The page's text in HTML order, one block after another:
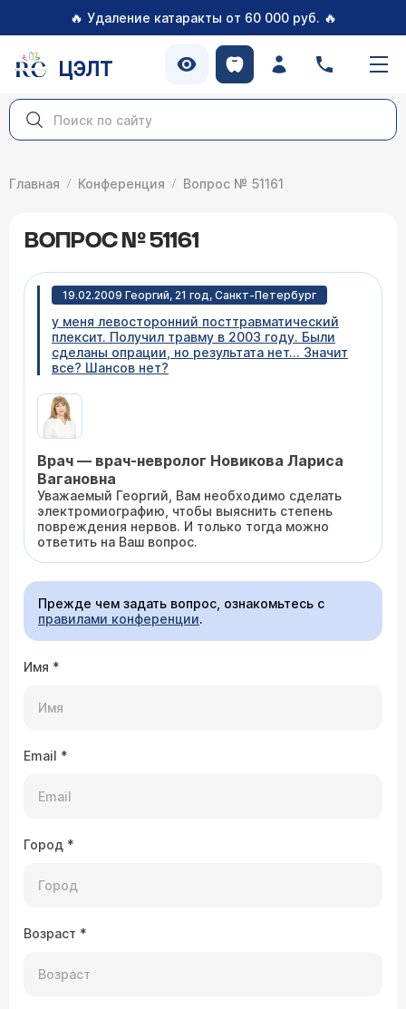
🔥 Удаление катаракты от 60 000 руб. 🔥
ЦЭЛТ
Главная Конференция Вопрос № 51161
ВОПРОС № 51161
19.02.2009 Георгий, 21 год, Санкт-Петербург
у меня левосторонний посттравматический
плексит. Получил травму в 2003 году. Были
сделаны опрации, но результата нет... Значит
все? Шансов нет?
Врач — врач-невролог Новикова Лариса
Вагановна
Уважаемый Георгий, Вам необходимо сделать
электромиографию, чтобы выяснить степень
повреждения нервов. И только тогда можно
ответить на Ваш вопрос.
Прежде чем задать вопрос, ознакомьтесь с
правилами конференции.
Имя *
Email *
Город *
Возраст *